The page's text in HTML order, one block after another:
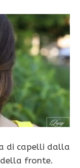
di capelli dalla
fronte.